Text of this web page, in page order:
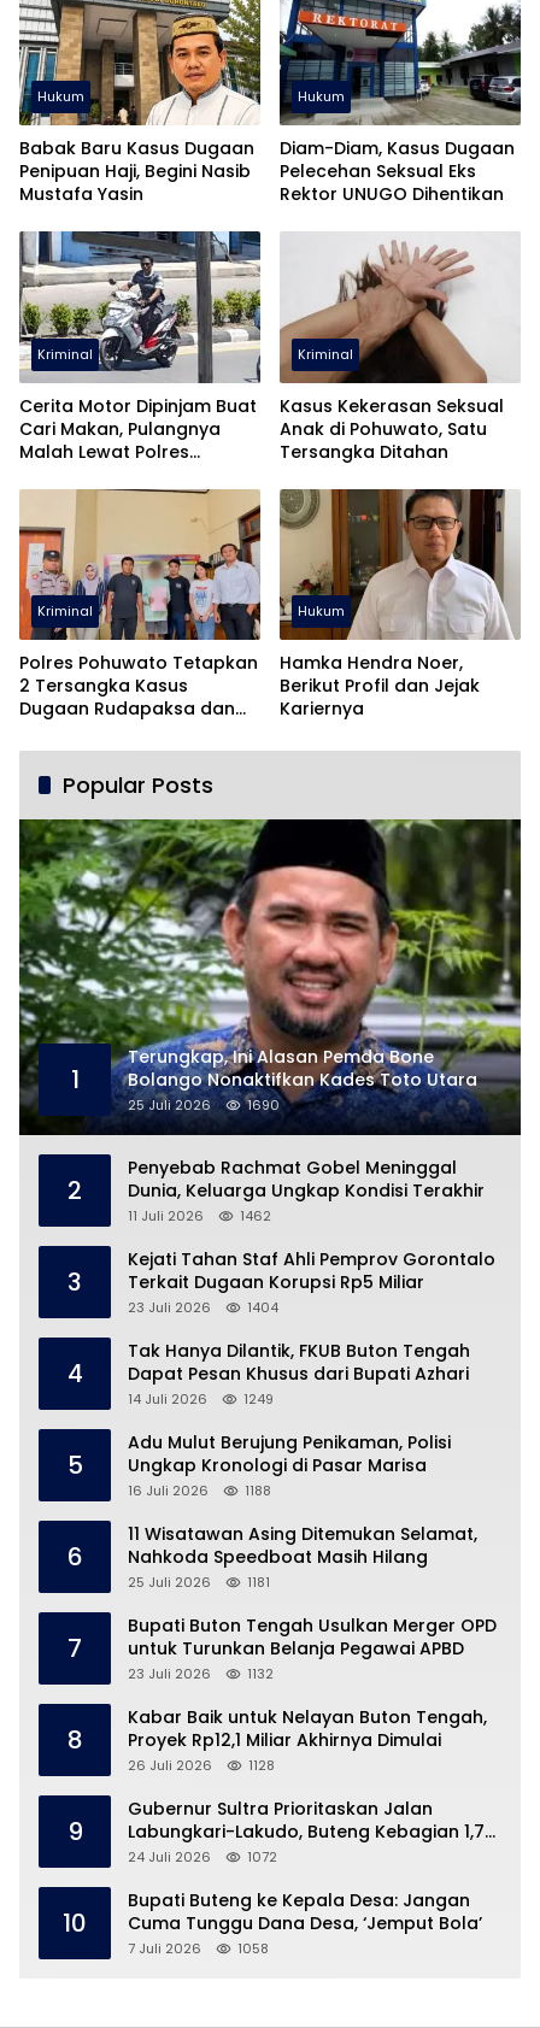
Hukum
Babak Baru Kasus Dugaan
Penipuan Haji, Begini Nasib
Mustafa Yasin
Hukum
Diam-Diam, Kasus Dugaan
Pelecehan Seksual Eks
Rektor UNUGO Dihentikan
Kriminal
Cerita Motor Dipinjam Buat
Cari Makan, Pulangnya
Malah Lewat Polres
Kriminal
Kasus Kekerasan Seksual
Anak di Pohuwato, Satu
Tersangka Ditahan
Kriminal
Polres Pohuwato Tetapkan
2 Tersangka Kasus
Dugaan Rudapaksa dan
Hukum
Hamka Hendra Noer,
Berikut Profil dan Jejak
Kariernya
Popular Posts
1
Terungkap, Ini Alasan Pemda Bone
Bolango Nonaktifkan Kades Toto Utara
25 Juli 2026 1690
2
Penyebab Rachmat Gobel Meninggal
Dunia, Keluarga Ungkap Kondisi Terakhir
11 Juli 2026 1462
3
Kejati Tahan Staf Ahli Pemprov Gorontalo
Terkait Dugaan Korupsi Rp5 Miliar
23 Juli 2026 1404
4
Tak Hanya Dilantik, FKUB Buton Tengah
Dapat Pesan Khusus dari Bupati Azhari
14 Juli 2026 1249
5
Adu Mulut Berujung Penikaman, Polisi
Ungkap Kronologi di Pasar Marisa
16 Juli 2026 1188
6
11 Wisatawan Asing Ditemukan Selamat,
Nahkoda Speedboat Masih Hilang
25 Juli 2026 1181
7
Bupati Buton Tengah Usulkan Merger OPD
untuk Turunkan Belanja Pegawai APBD
23 Juli 2026 1132
8
Kabar Baik untuk Nelayan Buton Tengah,
Proyek Rp12,1 Miliar Akhirnya Dimulai
26 Juli 2026 1128
9
Gubernur Sultra Prioritaskan Jalan
Labungkari-Lakudo, Buteng Kebagian 1,7
Km
24 Juli 2026 1072
10
Bupati Buteng ke Kepala Desa: Jangan
Cuma Tunggu Dana Desa, ‘Jemput Bola’
7 Juli 2026 1058